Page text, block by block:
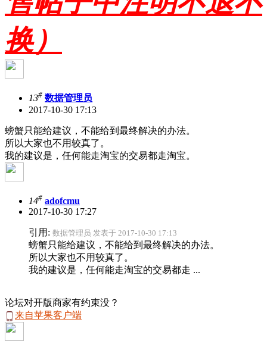
换）
13# 数据管理员
2017-10-30 17:13
螃蟹只能给建议，不能给到最终解决的办法。
所以大家也不用较真了。
我的建议是，任何能走淘宝的交易都走淘宝。
14# adofcmu
2017-10-30 17:27
引用: 数据管理员 发表于 2017-10-30 17:13
螃蟹只能给建议，不能给到最终解决的办法。
所以大家也不用较真了。
我的建议是，任何能走淘宝的交易都走 ...
论坛对开版商家有约束没？
来自苹果客户端